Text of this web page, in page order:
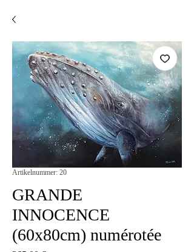
Artikelnummer: 20
GRANDE
INNOCENCE
(60x80cm) numérotée